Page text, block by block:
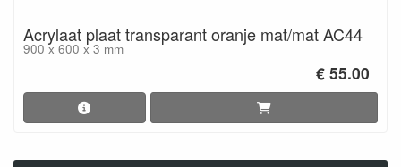
Acrylaat plaat transparant oranje mat/mat AC44
900 x 600 x 3 mm
€ 55.00